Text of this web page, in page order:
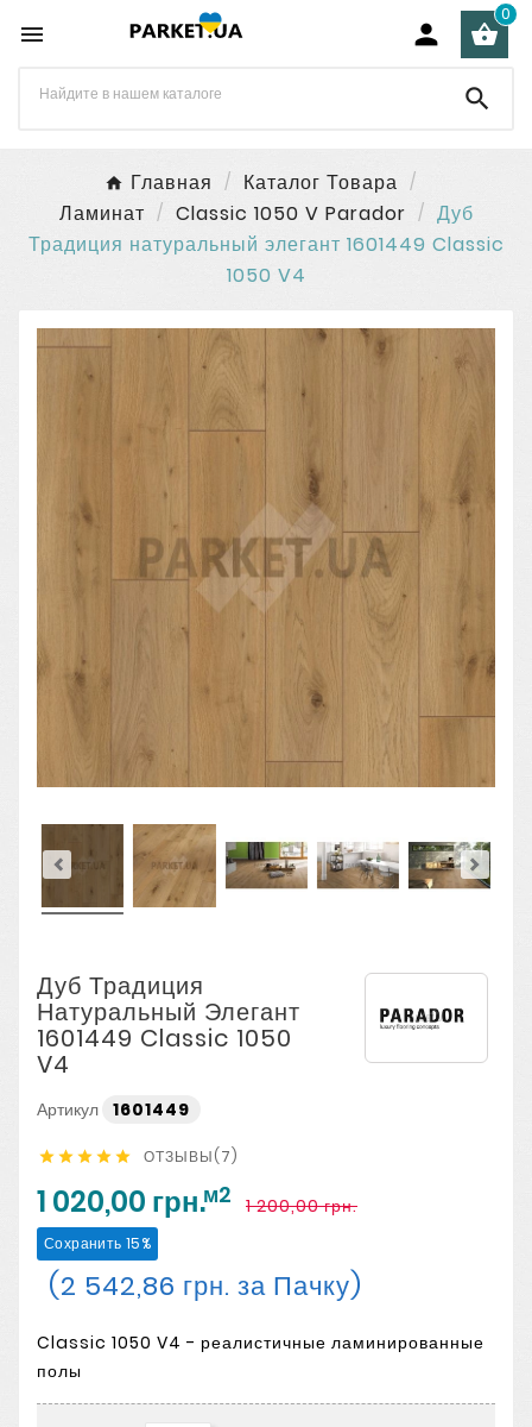
  
0

Главная
Каталог Товара
Ламинат
Classic 1050 V Parador
Дуб
Традиция натуральный элегант 1601449 Classic
1050 V4
Дуб Традиция
Натуральный Элегант
1601449 Classic 1050
V4
Артикул 1601449
     ОТЗЫВЫ(7)
1 020,00 грн.м2 1 200,00 грн.
Сохранить 15%
(2 542,86 грн. за Пачку)
Classic 1050 V4 - реалистичные ламинированные
полы